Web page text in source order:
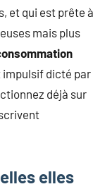
et qui est prête à
mais plus
impulsif dicté par
déjà sur
elles